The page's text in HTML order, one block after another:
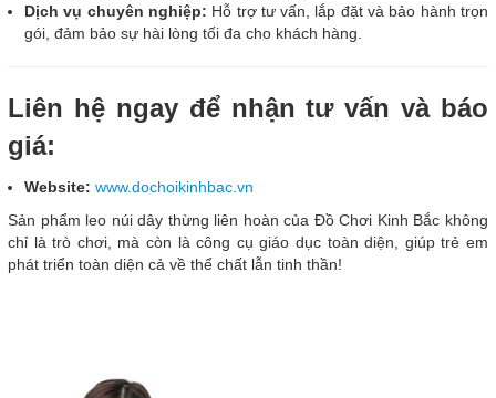
Dịch vụ chuyên nghiệp: Hỗ trợ tư vấn, lắp đặt và bảo hành trọn
gói, đảm bảo sự hài lòng tối đa cho khách hàng.
Liên hệ ngay để nhận tư vấn và báo
giá:
Website: www.dochoikinhbac.vn
Sản phẩm leo núi dây thừng liên hoàn của Đồ Chơi Kinh Bắc không
chỉ là trò chơi, mà còn là công cụ giáo dục toàn diện, giúp trẻ em
phát triển toàn diện cả về thể chất lẫn tinh thần!